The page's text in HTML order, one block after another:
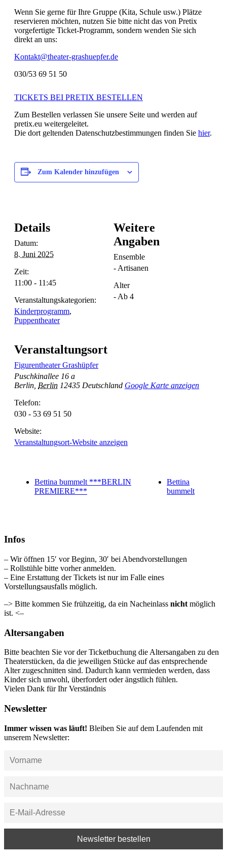
Wenn Sie gerne für Ihre Gruppe (Kita, Schule usw.) Plätze
reservieren möchten, nutzen Sie bitte nicht das von Pretix
vorgefertigte Ticket-Programm, sondern wenden Sie sich
direkt an uns:
Kontakt@theater-grashuepfer.de
030/53 69 51 50
TICKETS BEI PRETIX BESTELLEN
Zum Bestellen verlassen Sie unsere Seite und werden auf
pretix.eu weitergeleitet.
Die dort geltenden Datenschutzbestimmungen finden Sie hier.
Zum Kalender hinzufügen
Details
Datum:
8. Juni 2025
Zeit:
11:00 - 11:45
Veranstaltungskategorien:
Kinderprogramm,
Puppentheater
Veranstaltungsort
Figurentheater Grashüpfer
Puschkinallee 16 a
Berlin, Berlin 12435 Deutschland Google Karte anzeigen
Telefon:
030 - 53 69 51 50
Website:
Veranstaltungsort-Website anzeigen
Weitere
Angaben
Ensemble
- Artisanen
Alter
- Ab 4
Bettina bummelt ***BERLIN
PREMIERE***
Bettina
bummelt
Infos
– Wir öffnen 15′ vor Beginn, 30′ bei Abendvorstellungen
– Rollstühle bitte vorher anmelden.
– Eine Erstattung der Tickets ist nur im Falle eines
Vorstellungsausfalls möglich.
–> Bitte kommen Sie frühzeitig, da ein Nacheinlass nicht möglich
ist. <–
Altersangaben
Bitte beachten Sie vor der Ticketbuchung die Altersangaben zu den
Theaterstücken, da die jeweiligen Stücke auf das entsprechende
Alter zugeschnitten sind. Dadurch kann vermieden werden, dass
Kinder sich unwohl, überfordert oder ängstlich fühlen.
Vielen Dank für Ihr Verständnis
Newsletter
Immer wissen was läuft! Bleiben Sie auf dem Laufenden mit
unserem Newsletter: